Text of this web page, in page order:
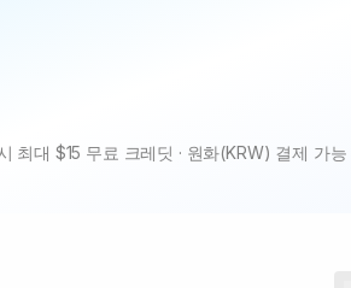
최대 $15 무료 크레딧 · 원화(KRW) 결제 가능